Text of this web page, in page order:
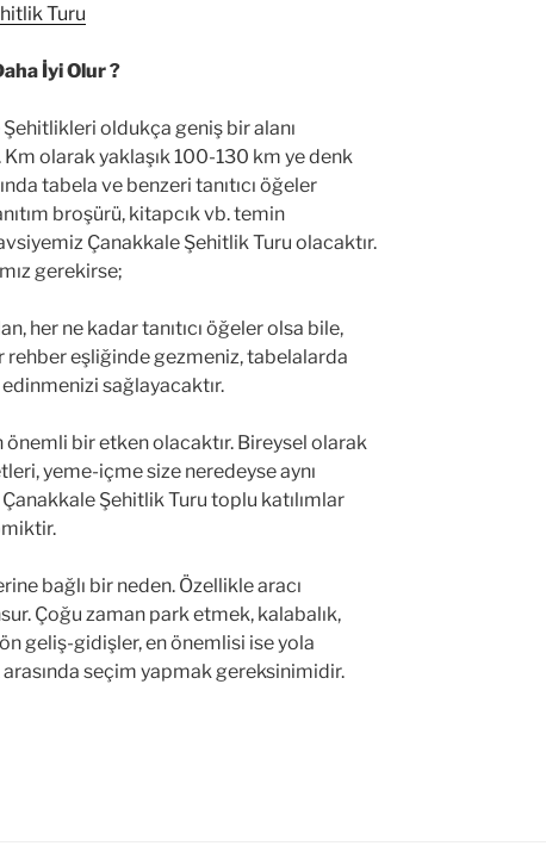
Turu
İyi Olur ?
oldukça geniş bir alanı
olarak yaklaşık 100-130 km ye denk
tabela ve benzeri tanıtıcı öğeler
broşürü, kitapcık vb. temin
Çanakkale Şehitlik Turu olacaktır.
gerekirse;
her ne kadar tanıtıcı öğeler olsa bile,
rehber eşliğinde gezmeniz, tabelalarda
sağlayacaktır.
bir etken olacaktır. Bireysel olarak
yeme-içme size neredeyse aynı
Şehitlik Turu toplu katılımlar
bağlı bir neden. Özellikle aracı
Çoğu zaman park etmek, kalabalık,
geliş-gidişler, en önemlisi ise yola
seçim yapmak gereksinimidir.